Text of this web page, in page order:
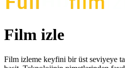
Film izle
Film izleme keyfini bir üst seviyeye